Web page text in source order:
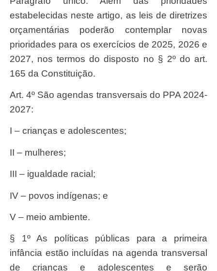
estabelecidas neste artigo, as leis de diretrizes
orçamentárias poderão contemplar novas
prioridades para os exercícios de 2025, 2026 e
2027, nos termos do disposto no § 2º do art.
165 da Constituição.
Art. 4º São agendas transversais do PPA 2024-
2027:
I – crianças e adolescentes;
II – mulheres;
III – igualdade racial;
IV – povos indígenas; e
V – meio ambiente.
§ 1º As políticas públicas para a primeira
infância estão incluídas na agenda transversal
de crianças e adolescentes e serão